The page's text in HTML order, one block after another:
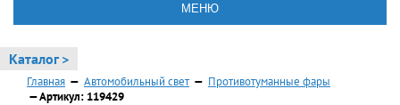
МЕНЮ
Каталог >
Главная — Автомобильный свет — Противотуманные фары
— Артикул: 119429